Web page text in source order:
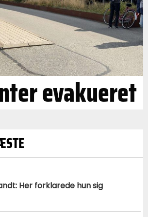
evakueret
Her forklarede hun sig